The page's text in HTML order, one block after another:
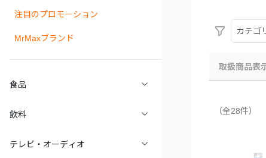
注目のプロモーション
MrMaxブランド
食品
飲料
テレビ・オーディオ
カテゴ
取扱商品表
（全28件）